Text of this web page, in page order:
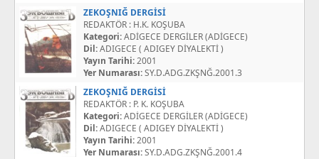
ZEKOŞNIĞ DERGİSİ
REDAKTÖR : H.K. KOŞUBA
Kategori:ADİGECE DERGİLER (ADİGECE)
Dil:ADIGECE ( ADIGEY DİYALEKTİ )
Yayın Tarihi:2001
Yer Numarası:SY.D.ADG.ZKŞNĞ.2001.3
ZEKOŞNIĞ DERGİSİ
REDAKTÖR : P. K. KOŞUBA
Kategori:ADİGECE DERGİLER (ADİGECE)
Dil:ADIGECE ( ADIGEY DİYALEKTİ )
Yayın Tarihi:2001
Yer Numarası:SY.D.ADG.ZKŞNĞ.2001.4